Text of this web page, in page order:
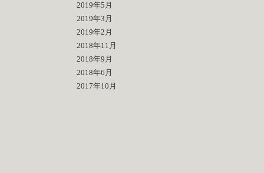
2019年5月
2019年3月
2019年2月
2018年11月
2018年9月
2018年6月
2017年10月